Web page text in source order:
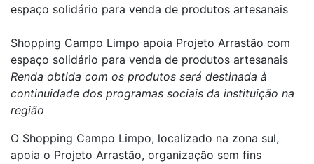
espaço solidário para venda de produtos artesanais
Shopping Campo Limpo apoia Projeto Arrastão com
espaço solidário para venda de produtos artesanais
Renda obtida com os produtos será destinada à
continuidade dos programas sociais da instituição na
região
O Shopping Campo Limpo, localizado na zona sul,
apoia o Projeto Arrastão, organização sem fins